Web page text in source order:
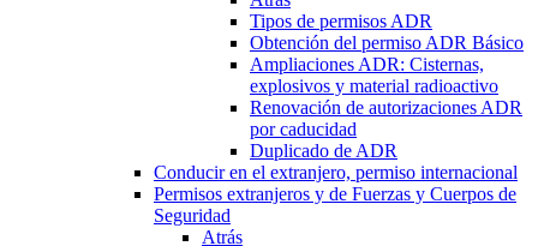
Tipos de permisos ADR
Obtención del permiso ADR Básico
Ampliaciones ADR: Cisternas,
explosivos y material radioactivo
Renovación de autorizaciones ADR
por caducidad
Duplicado de ADR
Conducir en el extranjero, permiso internacional
Permisos extranjeros y de Fuerzas y Cuerpos de
Seguridad
Atrás